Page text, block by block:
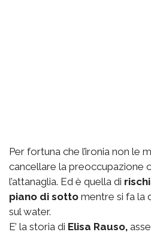
Per fortuna che l’ironia non le
cancellare la preoccupazione
l’attanaglia. Ed è quella di
piano di sotto mentre si fa la
sul water.
E’ la storia di Elisa Rauso,